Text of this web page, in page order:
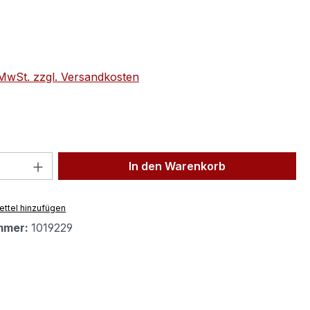
zzgl. Versandkosten
Anzahl: Gib den gewünschten Wert
In den Warenkorb
hinzufügen
1019229